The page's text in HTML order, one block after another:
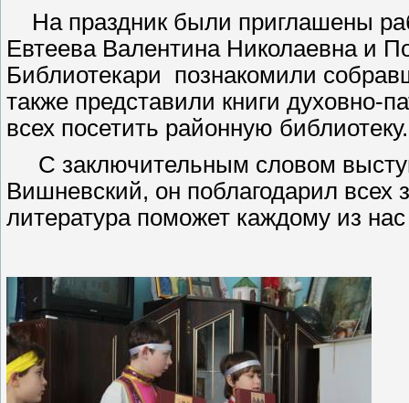
На праздник были приглашены
Евтеева Валентина Николаевна и
Библиотекари
познакомили
также представили книги духовно-
всех посетить районную библиотеку.
С заключительным словом
Вишневский, он поблагодарил всех
литература поможет каждому из нас